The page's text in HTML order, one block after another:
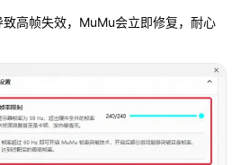
高帧失效，MuMu会立即修复，耐心